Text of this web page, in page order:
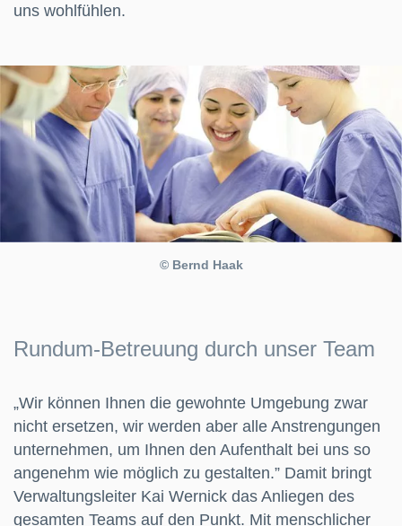
uns wohlfühlen.
© Bernd Haak
Rundum-Betreuung durch unser Team
„Wir können Ihnen die gewohnte Umgebung zwar
nicht ersetzen, wir werden aber alle Anstrengungen
unternehmen, um Ihnen den Aufenthalt bei uns so
angenehm wie möglich zu gestalten.” Damit bringt
Verwaltungsleiter Kai Wernick das Anliegen des
gesamten Teams auf den Punkt. Mit menschlicher